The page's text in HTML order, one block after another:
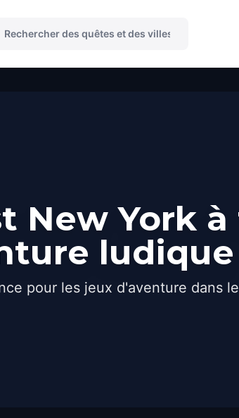
New York
ludique
pour les jeux d'aventure dans